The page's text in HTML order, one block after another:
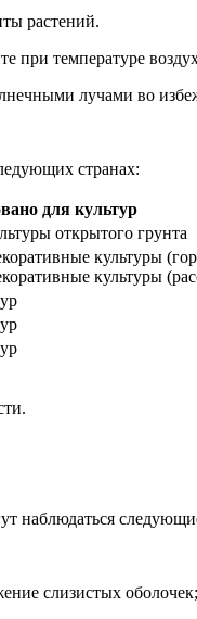
растений.
при температуре
лучами во
странах:
для культур
открытого грунта
культуры
культуры
наблюдаться
слизистых оболочек;